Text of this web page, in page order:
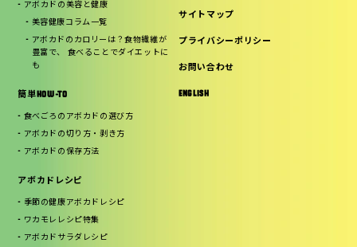
アボカドの美容と健康
美容健康コラム一覧
アボカドのカロリーは？食物繊維が
豊富で、 食べることでダイエットに
も
簡単HOW-TO
食べごろのアボカドの選び方
アボカドの切り方・剥き方
アボカドの保存方法
アボカドレシピ
季節の健康アボカドレシピ
ワカモレレシピ特集
アボカドサラダレシピ
サイトマップ
プライバシーポリシー
お問い合わせ
ENGLISH